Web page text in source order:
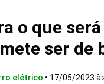
o que
ser de
elétrico • 17/05/2023